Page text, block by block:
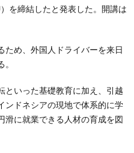
を締結したと発表した。開講は
ため、外国人ドライバーを来日
といった基礎教育に加え、引越
ンドネシアの現地で体系的に学
滑に就業できる人材の育成を図